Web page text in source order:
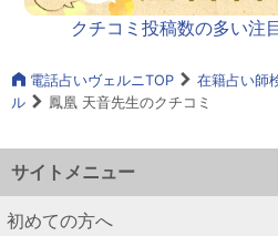
クチコミ投稿数の多い注
電話占いヴェルニTOP 在籍占い師
ル
鳳凰 天音先生のクチコミ
サイトメニュー
初めての方へ